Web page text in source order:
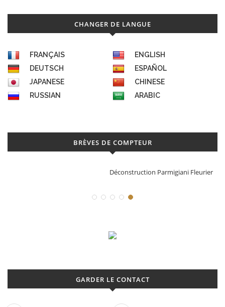
CHANGER DE LANGUE
FRANÇAIS
ENGLISH
DEUTSCH
ESPAÑOL
JAPANESE
CHINESE
RUSSIAN
ARABIC
BRÈVES DE COMPTEUR
Déconstruction Parmigiani Fleurier
GARDER LE CONTACT